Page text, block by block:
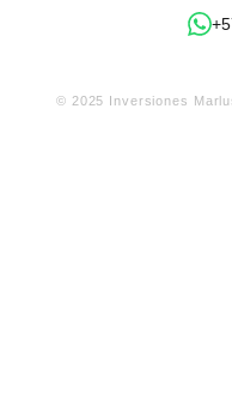
© 2025 Inversiones